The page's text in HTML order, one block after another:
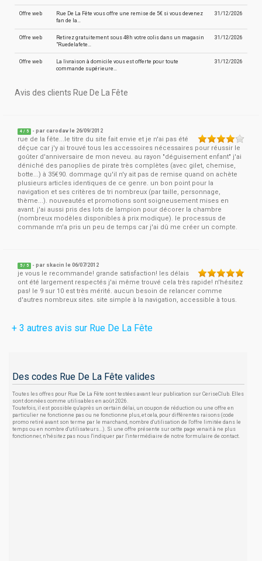
Offre web
Rue De La Fête vous offre une remise de 5€ si vous devenez
fan de la…
31/12/2026
Offre web
Retirez gratuitement sous 48h votre colis dans un magasin
"Ruedelafete…
31/12/2026
Offre web
La livraison à domicile vous est offerte pour toute
commande supérieure…
31/12/2026
Avis des clients Rue De La Fête
4 / 5 - parcarodav le 26/09/2012
rue de la fête...le titre du site fait envie et je n'ai pas été
déçue car j'y ai trouvé tous les accessoires nécessaires pour réussir le
goûter d'anniversaire de mon neveu. au rayon "déguisement enfant" j'ai
déniché des panoplies de pirate très complètes (avec gilet, chemise,
botte...) à 35€90. dommage qu'il n'y ait pas de remise quand on achète
plusieurs articles identiques de ce genre. un bon point pour la
navigation et ses critères de tri nombreux (par taille, personnage,
thème...). nouveautés et promotions sont soigneusement mises en
avant. j'ai aussi pris des lots de lampion pour décorer la chambre
(nombreux modèles disponibles à prix modique). le processus de
commande m'a pris un peu de temps car j'ai dû me créer un compte.
5 / 5 - par skacin le 06/07/2012
je vous le recommande! grande satisfaction! les délais
ont été largement respectés j'ai même trouvé cela très rapide! n'hésitez
pas! le 9 sur 10 est très mérité. aucun besoin de relancer comme
d'autres nombreux sites. site simple à la navigation, accessible à tous.
+ 3 autres avis sur Rue De La Fête
Des codes Rue De La Fête valides
Toutes les offres pour Rue De La Fête sont testées avant leur publication sur CeriseClub. Elles
sont données comme utilisables en août 2026.
Toutefois, il est possible qu'après un certain délai, un coupon de réduction ou une offre en
particulier ne fonctionne pas ou ne fonctionne plus, et cela, pour différentes raisons (code
promo retiré avant son terme par le marchand, nombre d'utilisation de l'offre limitée dans le
temps ou en nombre d'utilisateurs...). Si une offre présente sur cette page venait à ne plus
fonctionner, n'hésitez pas nous l'indiquer par l'intermédiaire de notre formulaire de contact.